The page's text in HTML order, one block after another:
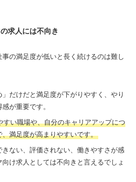
求人には不向き
の満足度が低いと長く続けるのは難し
だけだと満足度が下がりやすく、やり
が重要です。
すい職場や、自分のキャリアアップにつ
満足度が高まりやすいです。
ない、評価されない、働きやすさが感
け求人としては不向きと言えるでしょ